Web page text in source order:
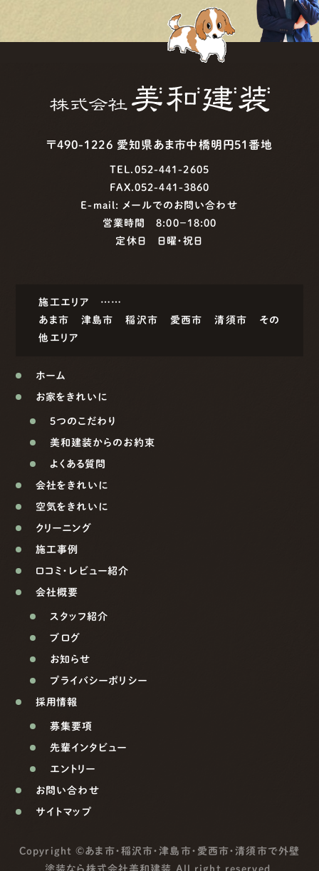
〒490-1226 愛知県あま市中橋明円51番地
TEL.052-441-2605
FAX.052-441-3860
E-mail: メールでのお問い合わせ
営業時間 8:00−18:00
定休日 日曜・祝日
施工エリア ……
あま市
津島市 稲沢市 愛西市 清須市
その
他エリア
ホーム
お家をきれいに
5つのこだわり
美和建装からのお約束
よくある質問
会社をきれいに
空気をきれいに
クリーニング
施工事例
口コミ・レビュー紹介
会社概要
スタッフ紹介
ブログ
お知らせ
プライバシーポリシー
採用情報
募集要項
先輩インタビュー
エントリー
お問い合わせ
サイトマップ
Copyright ©あま市・稲沢市・津島市・愛西市・清須市で外壁
塗装なら株式会社美和建装 All right reserved.